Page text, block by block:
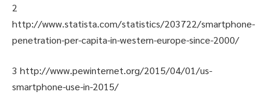
2
http://www.statista.com/statistics/203722/smartphone-
penetration-per-capita-in-western-europe-since-2000/
3 http://www.pewinternet.org/2015/04/01/us-
smartphone-use-in-2015/